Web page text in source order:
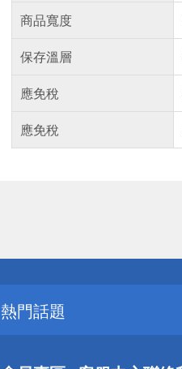
商品寬度
保存溫層
應免稅
應免稅
詐騙網頁！請小心！
得獎公告
熱門話題
銀行優惠